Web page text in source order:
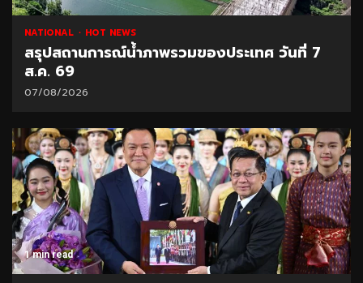
NATIONAL HOT NEWS
สรุปสถานการณ์น้ำภาพรวมของประเทศ วันที่ 7
ส.ค. 69
07/08/2026
1 min read